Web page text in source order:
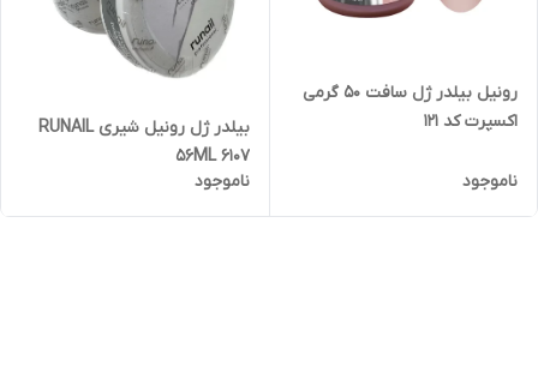
رونیل بیلدر ژل سافت 50 گرمی
اکسپرت کد 121
ناموجود
بیلدر ژل رونیل شیری RUNAIL
56ML 6107
ناموجود